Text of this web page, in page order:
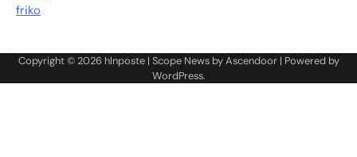
friko
Copyright © 2026 hlnposte| Scope News byAscendoor| Powered by
WordPress.